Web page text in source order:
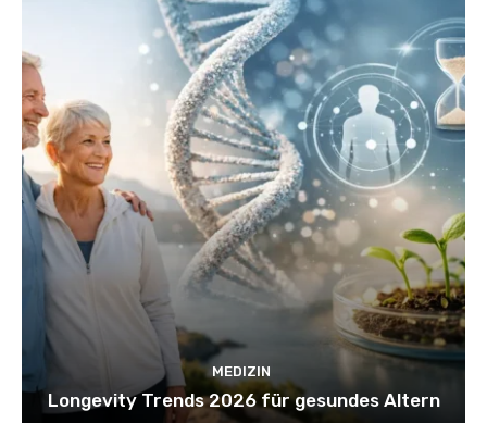
MEDIZIN
Longevity Trends 2026 für gesundes Altern